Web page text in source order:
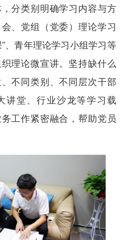
分类别明确学习内容与方
、党组（党委）理论学习
、青年理论学习小组学习等
理论微宣讲。坚持缺什么
不同类别、不同层次干部
讲堂、行业沙龙等学习载
工作紧密融合，帮助党员